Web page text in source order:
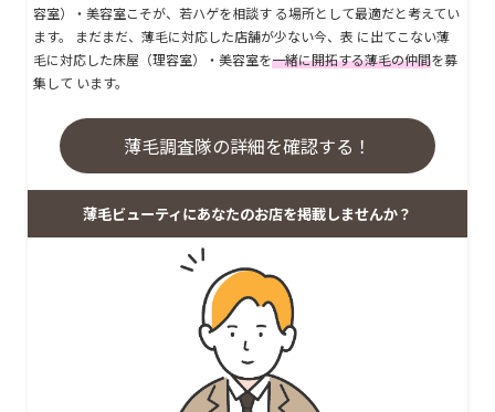
容室）・美容室こそが、若ハゲを相談す る場所として最適だと考えてい
ます。 まだまだ、薄毛に対応した店舗が少ない今、表 に出てこない薄
毛に対応した床屋（理容室）・美容室を一緒に開拓する薄毛の仲間を募
集して います。
薄毛調査隊の詳細を確認する！
薄毛ビューティにあなたのお店を掲載しませんか？